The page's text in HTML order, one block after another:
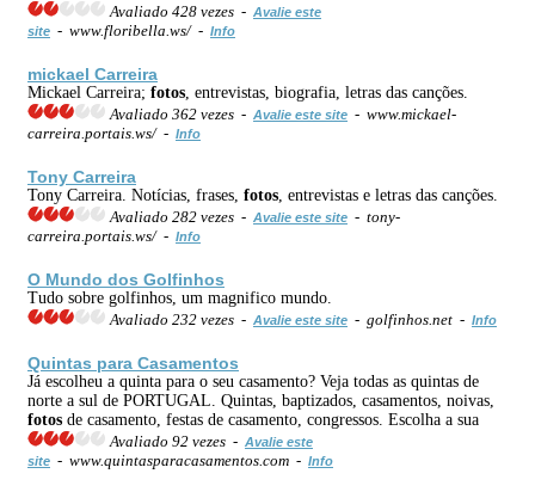
Avaliado 428 vezes - Avalie este
site - www.floribella.ws/ - Info
mickael Carreira
Mickael Carreira; fotos , entrevistas, biografia, letras das canções.
Avaliado 362 vezes - Avalie este site - www.mickael-
carreira.portais.ws/ - Info
Tony Carreira
Tony Carreira. Notícias, frases, fotos , entrevistas e letras das canções.
Avaliado 282 vezes - Avalie este site - tony-
carreira.portais.ws/ - Info
O Mundo dos Golfinhos
Tudo sobre golfinhos, um magnifico mundo.
Avaliado 232 vezes - Avalie este site - golfinhos.net - Info
Quintas para Casamentos
Já escolheu a quinta para o seu casamento? Veja todas as quintas de
norte a sul de PORTUGAL. Quintas, baptizados, casamentos, noivas,
fotos de casamento, festas de casamento, congressos. Escolha a sua
Avaliado 92 vezes - Avalie este
site - www.quintasparacasamentos.com - Info